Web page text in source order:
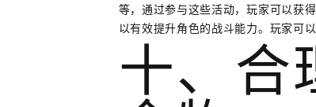
等，通过参与这些活动，玩家可以获
以有效提升角色的战斗能力。玩家可
十、合